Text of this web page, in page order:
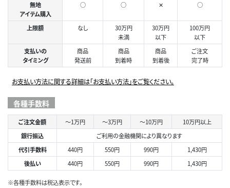
無地
アイテム購入
○ ○ ✕ ○
上限額 なし
30万円
未満
30万円
以下
100万円
以下
支払いの
タイミング
商品
発送前
商品
到着時
商品
到着後
ご注文
完了時
お支払い方法に関する詳細は「お支払い方法」をご覧ください。
各種手数料
ご注文金額 ～1万円 ～3万円 ～10万円
10万円以上
銀行振込
ご利用の金融機関により異なります
代引手数料
440円 550円 990円
1,430円
後払い
440円 550円 990円 1,430円
※各種手数料は税込表示です。